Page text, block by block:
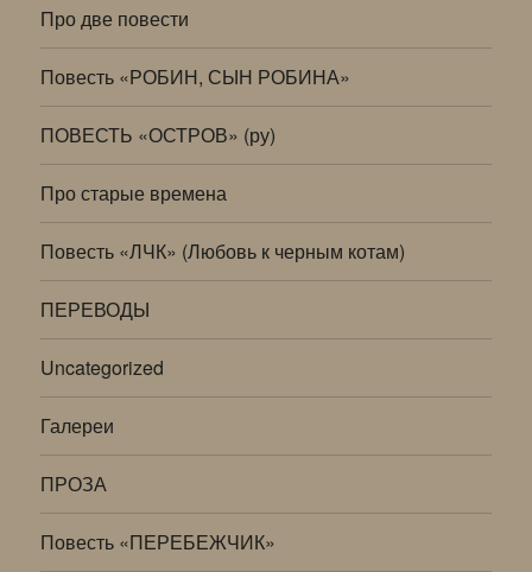
Про две повести
Повесть «РОБИН, СЫН РОБИНА»
ПОВЕСТЬ «ОСТРОВ» (ру)
Про старые времена
Повесть «ЛЧК» (Любовь к черным котам)
ПЕРЕВОДЫ
Uncategorized
Галереи
ПРОЗА
Повесть «ПЕРЕБЕЖЧИК»